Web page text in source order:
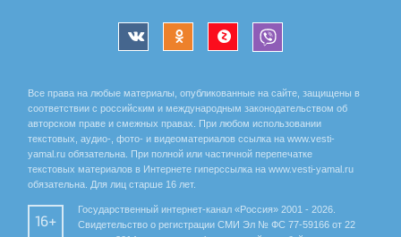
Все права на любые материалы, опубликованные на сайте, защищены в
соответствии с российским и международным законодательством об
авторском праве и смежных правах. При любом использовании
текстовых, аудио-, фото- и видеоматериалов ссылка на www.vesti-
yamal.ru обязательна. При полной или частичной перепечатке
текстовых материалов в Интернете гиперссылка на www.vesti-yamal.ru
обязательна. Для лиц старше 16 лет.
16+
Государственный интернет-канал «Россия» 2001 - 2026.
Свидетельство о регистрации СМИ Эл № ФС 77-59166 от 22